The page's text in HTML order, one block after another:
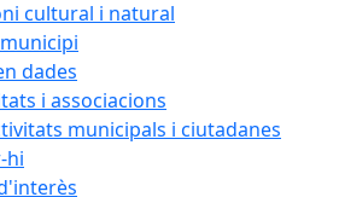
cultural i natural
dades
i associacions
municipals i ciutadanes
hi